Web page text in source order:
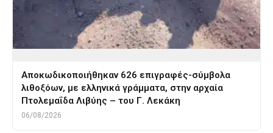
Αποκωδικοποιήθηκαν 626 επιγραφές-σύμβολα
λιθοξόων, με ελληνικά γράμματα, στην αρχαία
Πτολεμαΐδα Λιβύης – του Γ. Λεκάκη
06/08/2026